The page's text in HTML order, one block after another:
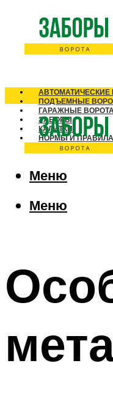
АВТОМАТИЧЕСКИЕ
ПОДЪЕМНЫЕ
ГАРАЖНЫЕ
ЗАБОРЫ
КАЛИТКИ
НОРМЫ И ПРАВИЛА
Меню
Меню